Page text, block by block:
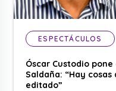
ESPECTÁCULOS
Óscar Custodio
Saldaña: “Hay
editado”